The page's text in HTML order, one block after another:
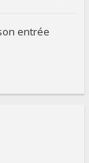
entrée